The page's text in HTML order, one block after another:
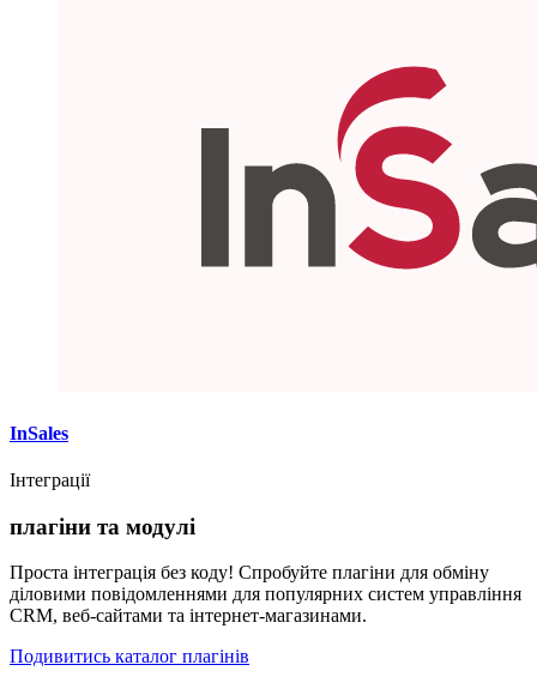
InSales
Інтеграції
плагіни та модулі
Проста інтеграція без коду! Спробуйте плагіни для обміну
діловими повідомленнями для популярних систем управління
CRM, веб-сайтами та інтернет-магазинами.
Подивитись каталог плагінів